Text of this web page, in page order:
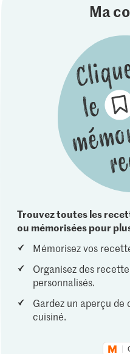
Ma
Trouvez toutes les
ou mémorisées pour
Mémorisez vos
Organisez des
personnalisés.
Gardez un aperçu de
cuisiné.